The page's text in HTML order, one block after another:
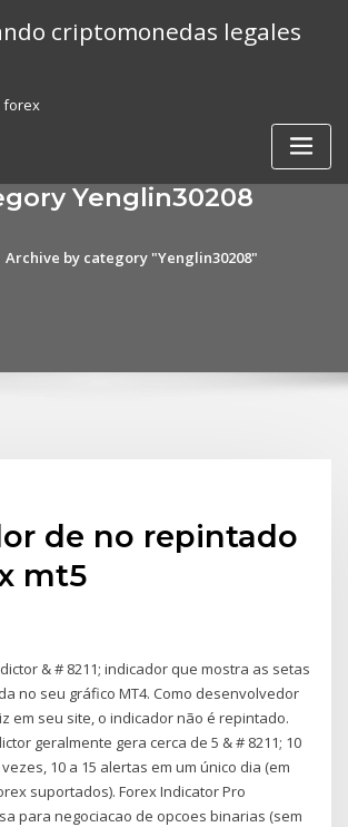
criptomonedas legales
forex
Yenglin30208
Archive by category "Yenglin30208"
de no repintado
mt5
& # 8211; indicador que mostra as setas
no seu gráfico MT4. Como desenvolvedor
em seu site, o indicador não é repintado.
geralmente gera cerca de 5 & # 8211; 10
10 a 15 alertas em um único dia (em
suportados). Forex Indicator Pro
para negociacao de opcoes binarias (sem